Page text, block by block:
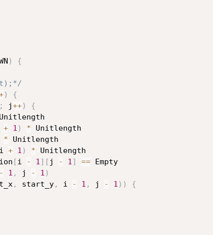
)
{
)
{
; j++)
{
+ 1 ) * Unitlength
* Unitlength
i + 1 ) * Unitlength
[i - 1] [ j - 1] == Empty
- 1 , j - 1 )
, start_y, i - 1 , j - 1 ) ) {